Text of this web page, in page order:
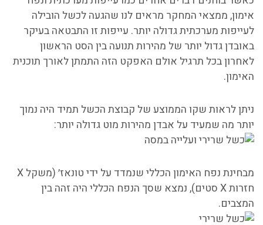
אימון, ממצאי המחקר מראים לנו שהגעה לכשל הובילה
לעייפות מערכתית גדולה יותר. עייפות זו התבטאה בעיקר
באובדן גדול יותר של מהירות תנועה בין הסט הראשון
לאחרון בכל תרגיל אולם האפקט הזה התמתן לאורך תוכנית
האימון.
ניתן לראות שקו הממוצע של קבוצת הכשל תמיד היה נמוך
יותר מה שמעיד על אבדן מהירות מוט גדולה יותר:
מבחינת נפח האימון הכללי שנמדד על ידי טונאז׳ (משקל X
חזרות X סטים), נמצא שסך הנפח הכללי היה זהה בין
המצבים.